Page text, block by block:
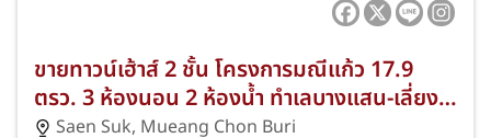
ขายทาวน์เฮ้าส์ 2 ชั้น โครงการมณีแก้ว 17.9
ตรว. 3 ห้องนอน 2 ห้องน้ำ ทำเลบางแสน-เลี่ยง
หนองมน ฟรีแอร์และของแถมครบ เข้าอยู่ได้เลย
Saen Suk, Mueang Chon Buri